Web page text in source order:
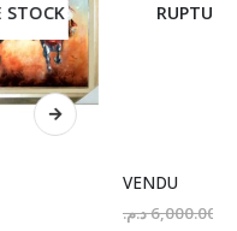
RUPTURE DE STOCK
4,500.00Le